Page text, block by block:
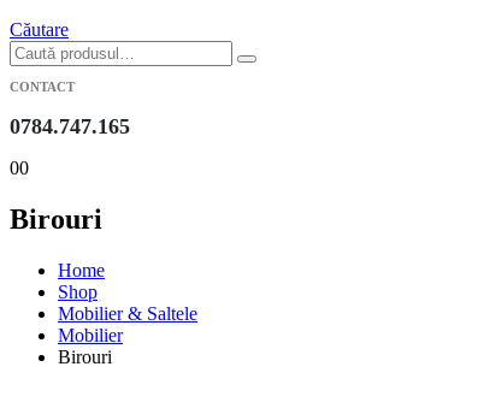
Căutare
CONTACT
0784.747.165
00
Birouri
Home
Shop
Mobilier & Saltele
Mobilier
Birouri